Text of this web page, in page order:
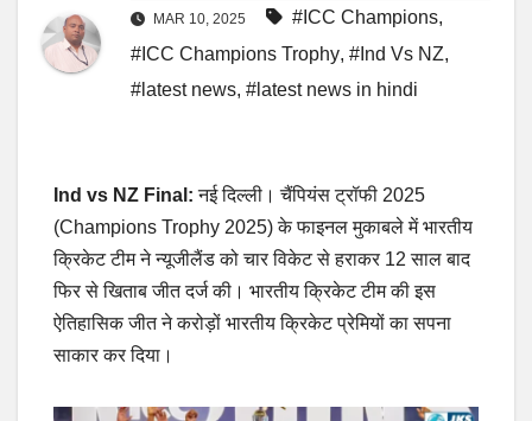
MAR 10, 2025 #ICC Champions,
#ICC Champions Trophy, #Ind Vs NZ,
#latest news, #latest news in hindi
Ind vs NZ Final: नई दिल्ली। चैंपियंस ट्रॉफी 2025
(Champions Trophy 2025) के फाइनल मुकाबले में भारतीय
क्रिकेट टीम ने न्यूजीलैंड को चार विकेट से हराकर 12 साल बाद
फिर से खिताब जीत दर्ज की। भारतीय क्रिकेट टीम की इस
ऐतिहासिक जीत ने करोड़ों भारतीय क्रिकेट प्रेमियों का सपना
साकार कर दिया।